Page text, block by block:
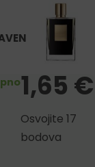
1,65 €
Osvojite 17
bodova